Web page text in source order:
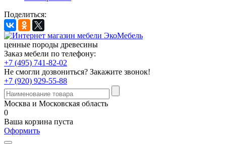
Поделиться:
ценные породы древесины
Заказ мебели по телефону:
+7 (495) 741-82-02
Не смогли дозвониться? Закажите звонок!
+7 (920) 929-55-88
Москва и Московская область
0
Ваша корзина пуста
Оформить